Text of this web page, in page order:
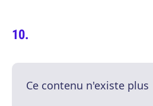
Ce contenu n'existe plus